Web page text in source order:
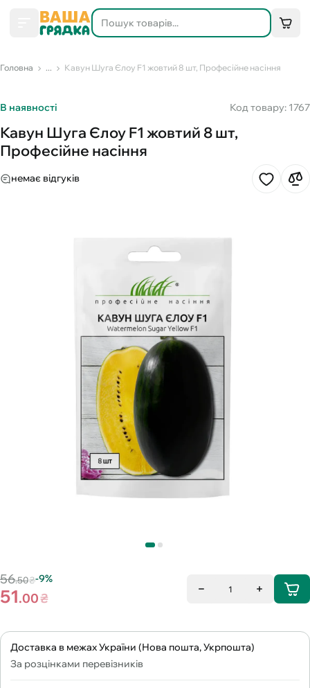
Головна ... Кавун Шуга Єлоу F1 жовтий 8 шт, Професійне насіння
В наявності Код товару: 1767
Кавун Шуга Єлоу F1 жовтий 8 шт,
Професійне насіння
немає відгуків
56.50₴-9%
51.00₴
1
Доставка в межах України (Нова пошта, Укрпошта)
За розцінками перевізників